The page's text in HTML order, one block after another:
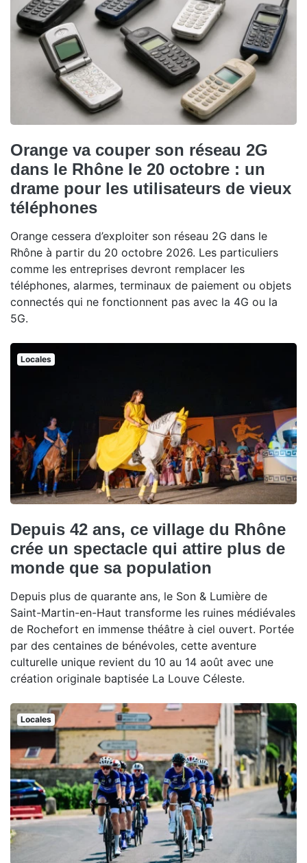
Orange va couper son réseau 2G
dans le Rhône le 20 octobre : un
drame pour les utilisateurs de vieux
téléphones
Orange cessera d’exploiter son réseau 2G dans le
Rhône à partir du 20 octobre 2026. Les particuliers
comme les entreprises devront remplacer les
téléphones, alarmes, terminaux de paiement ou objets
connectés qui ne fonctionnent pas avec la 4G ou la
5G.
Locales
Depuis 42 ans, ce village du Rhône
crée un spectacle qui attire plus de
monde que sa population
Depuis plus de quarante ans, le Son & Lumière de
Saint-Martin-en-Haut transforme les ruines médiévales
de Rochefort en immense théâtre à ciel ouvert. Portée
par des centaines de bénévoles, cette aventure
culturelle unique revient du 10 au 14 août avec une
création originale baptisée La Louve Céleste.
Locales